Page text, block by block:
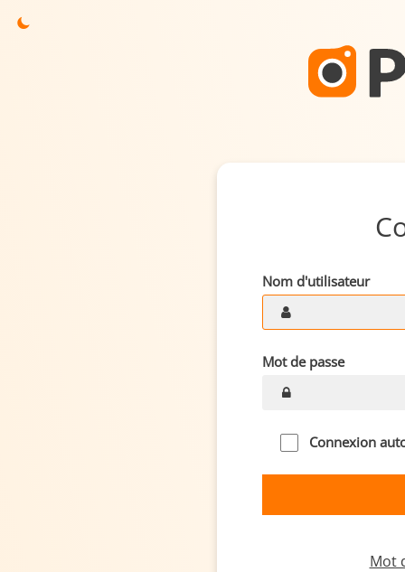
Nom d'utilisateur
Mot de passe
Connexion
Mot